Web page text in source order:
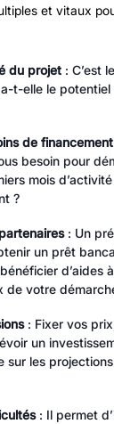
et vitaux
du projet: C’est
t-elle le
de financement
besoin pour
mois
?
: Un
un prêt
d’aides
de votre
: Fixer vos
un
sur les
: Il permet